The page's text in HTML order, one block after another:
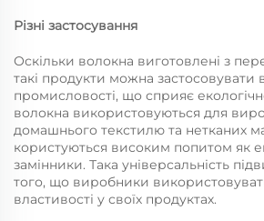
Різні застосування
Оскільки волокна виготовлені з
такі продукти можна застосовувати
промисловості, що сприяє
волокна використовуються для
домашнього текстилю та нетканих
користуються високим попитом як
замінники. Така універсальність
того, що виробники
властивості у своїх продуктах.